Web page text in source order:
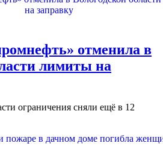
отменила в
лимиты на
ограничения сняли ещё в 12